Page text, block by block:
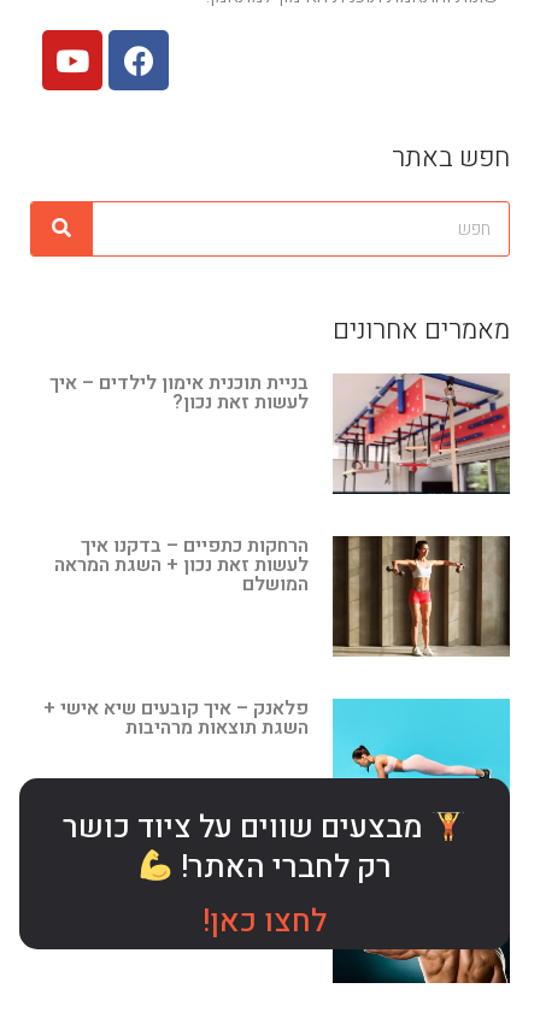
חפש באתר
מאמרים אחרונים
בניית תוכנית אימון לילדים – איך
לעשות זאת נכון?
הרחקות כתפיים – בדקנו איך
לעשות זאת נכון + השגת המראה
המושלם
פלאנק – איך קובעים שיא אישי +
השגת תוצאות מרהיבות
תרגילי כתפיים – בדקנו איך
החלומית
מבצעים שווים על ציוד כושר
רק לחברי האתר!
לחצו כאן!